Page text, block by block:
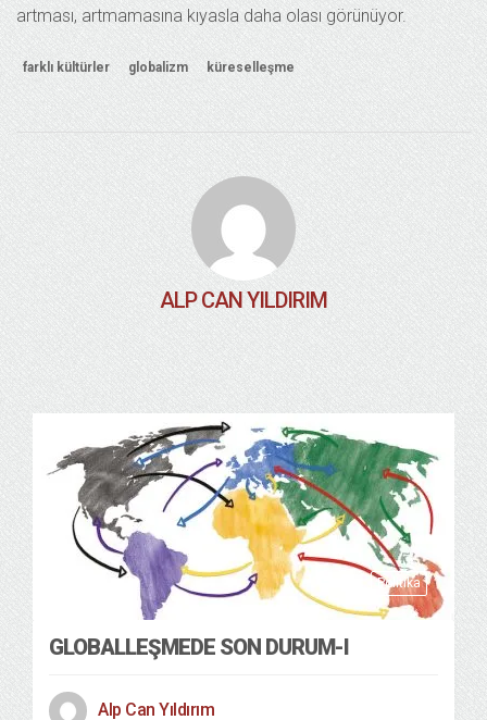
artması, artmamasına kıyasla daha olası görünüyor.
farklı kültürler globalizm küreselleşme
ALP CAN YILDIRIM
Politika
GLOBALLEŞMEDE SON DURUM-I
Alp Can Yıldırım